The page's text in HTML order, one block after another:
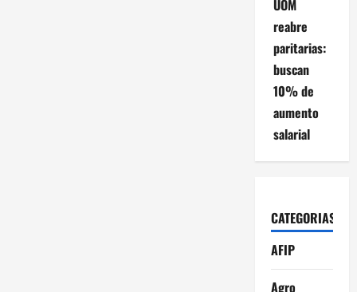
UOM
reabre
paritarias:
buscan
10% de
aumento
salarial
CATEGORIAS
AFIP
Agro